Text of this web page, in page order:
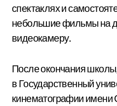
спектаклях и
небольшие фильмы на
видеокамеру.
После окончания
в Государственный
кинематографии